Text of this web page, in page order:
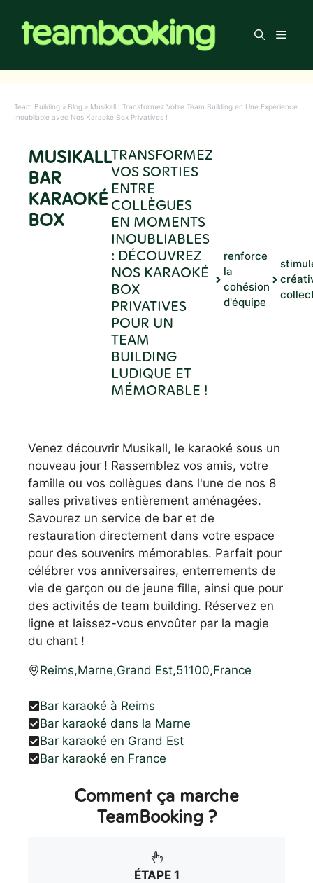
contenu
Menu
Team Building » Blog » Musikall : Transformez Votre Team Building en Une Expérience
Inoubliable avec Nos Karaoké Box Privatives !
MUSIKALL
BAR
KARAOKÉ
BOX
TRANSFORMEZ
VOS SORTIES
ENTRE
COLLÈGUES
EN MOMENTS
INOUBLIABLES
: DÉCOUVREZ
NOS KARAOKÉ
BOX
PRIVATIVES
POUR UN
TEAM
BUILDING
LUDIQUE ET
MÉMORABLE !
renforce
la
cohésion
d'équipe
Venez découvrir Musikall, le karaoké sous un
nouveau jour ! Rassemblez vos amis, votre
famille ou vos collègues dans l'une de nos 8
salles privatives entièrement aménagées.
Savourez un service de bar et de
restauration directement dans votre espace
pour des souvenirs mémorables. Parfait pour
célébrer vos anniversaires, enterrements de
vie de garçon ou de jeune fille, ainsi que pour
des activités de team building. Réservez en
ligne et laissez-vous envoûter par la magie
du chant !
Reims,Marne,Grand Est,51100,France
Bar karaoké à Reims
Bar karaoké dans la Marne
Bar karaoké en Grand Est
Bar karaoké en France
Comment ça marche
TeamBooking ?
ÉTAPE 1